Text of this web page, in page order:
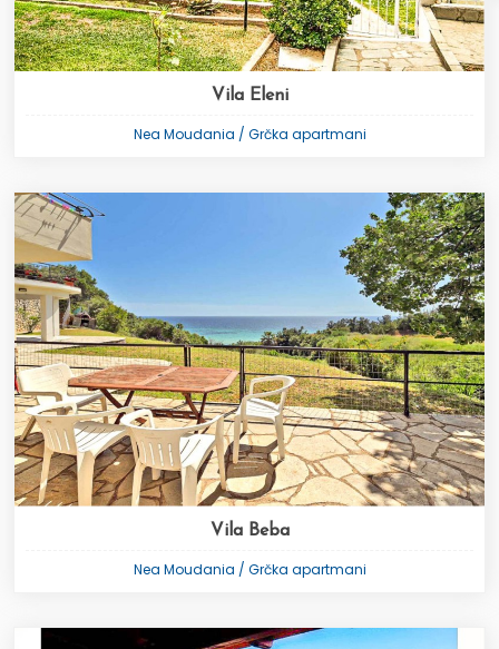
Vila Eleni
Nea Moudania / Grčka apartmani
Vila Beba
Nea Moudania / Grčka apartmani